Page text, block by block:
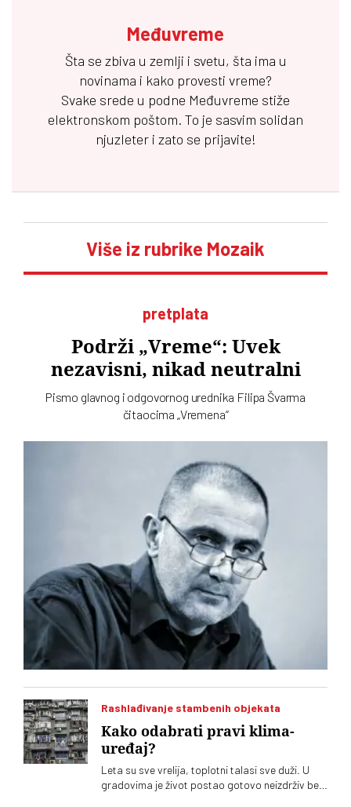
Međuvreme
Šta se zbiva u zemlji i svetu, šta ima u
novinama i kako provesti vreme?
Svake srede u podne Međuvreme stiže
elektronskom poštom. To je sasvim solidan
njuzleter i zato se prijavite!
Više iz rubrike Mozaik
pretplata
Podrži „Vreme“: Uvek
nezavisni, nikad neutralni
Pismo glavnog i odgovornog urednika Filipa Švarma
čitaocima „Vremena“
Rashlađivanje stambenih objekata
Kako odabrati pravi klima-
uređaj?
Leta su sve vrelija, toplotni talasi sve duži. U
gradovima je život postao gotovo neizdrživ bez